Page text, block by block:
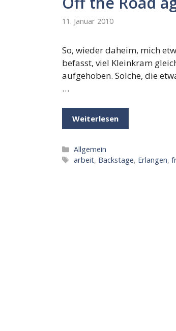
11. Januar 2010
So, wieder daheim, mich
befasst, viel Kleinkram
aufgehoben. Solche, die
…
Weiterlesen
Kategorien
Allgemein
Schlagwörter
arbeit, Backstage, Erlangen,